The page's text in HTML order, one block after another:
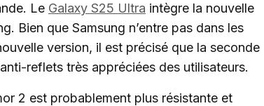
Le Galaxy S25 Ultra intègre la nouvelle
Bien que Samsung n’entre pas dans les
version, il est précisé que la seconde
reflets très appréciées des utilisateurs.
2 est probablement plus résistante et